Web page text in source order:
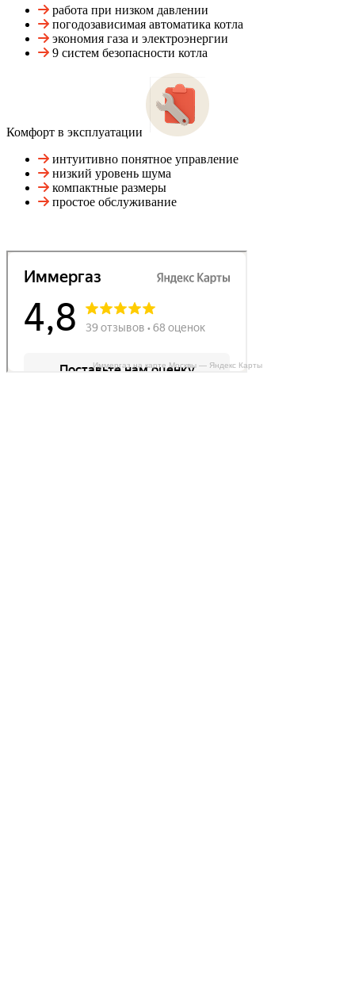
работа при низком давлении
погодозависимая автоматика котла
экономия газа и электроэнергии
9 систем безопасности котла
Комфорт в эксплуатации
интуитивно понятное управление
низкий уровень шума
компактные размеры
простое обслуживание
Иммергаз на карте Москвы — Яндекс Карты